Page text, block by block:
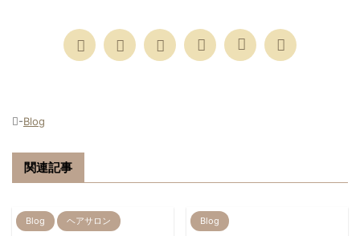
-Blog
関連記事
Blog ヘアサロン Blog